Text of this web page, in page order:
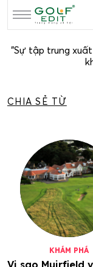
"Sự tập trung
CHIA SẺ TỪ
KHÁM PHÁ
Vi sao Muirfield